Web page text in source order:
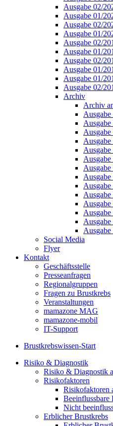
Ausgabe 02/
Ausgabe 01/
Ausgabe 02/
Ausgabe 01/
Ausgabe 02/
Ausgabe 01/
Ausgabe 02/
Ausgabe 01/
Ausgabe 01/
Ausgabe 02/
Archiv
Archiv
Ausgabe
Ausgabe
Social Media
Flyer
Kontakt
Geschäftsstelle
Presseanfragen
Regionalgruppen
Fragen zu Brustkrebs
Veranstaltungen
mamazone MAG
mamazone-mobil
IT-Support
Brustkrebswissen-Start
Risiko & Diagnostik
Risiko & Diagnostik
Risikofaktoren
Risikofaktoren
Beeinflussbare
Nicht
Erblicher Brustkrebs